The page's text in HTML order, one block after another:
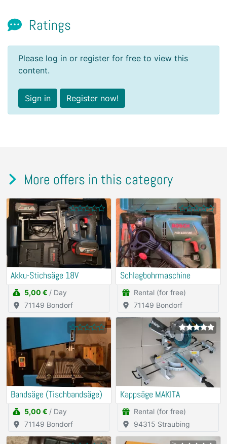
Ratings
Please log in or register for free to view this
content.
Sign in Register now!
More offers in this category
Akku-Stichsäge 18V
5,00 € / Day
71149 Bondorf
Schlagbohrmaschine
Rental (for free)
71149 Bondorf
Bandsäge (Tischbandsäge)
5,00 € / Day
71149 Bondorf
1x
Kappsäge MAKITA
Rental (for free)
94315 Straubing